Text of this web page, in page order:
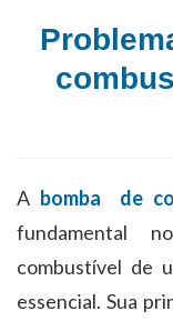
A bomba de
fundamental
combustível de
essencial. Sua